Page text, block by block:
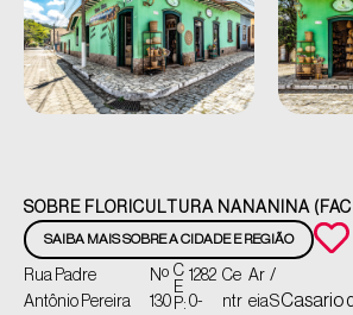
SOBRE FLORICULTURA NANANINA
SAIBA MAIS SOBRE A CIDADE E REGIÃO
Rua Padre
Antônio Pereira
Nº
130
C
E
P:
1282
0-
Ce
ntr
Ar
eia
/
SCasario